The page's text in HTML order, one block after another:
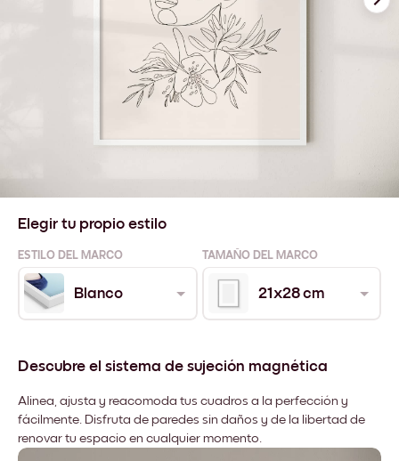
Elegir tu propio estilo
ESTILO DEL MARCO TAMAÑO DEL MARCO
Blanco 21x28 cm
Descubre el sistema de sujeción magnética
Alinea, ajusta y reacomoda tus cuadros a la perfección y
fácilmente. Disfruta de paredes sin daños y de la libertad de
renovar tu espacio en cualquier momento.